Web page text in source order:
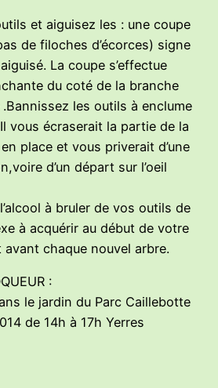
et aiguisez les : une coupe
de filoches d’écorces) signe
La coupe s’effectue
du coté de la branche
les outils à enclume
vous écraserait la partie de la
place et vous priverait d’une
d’un départ sur l’oeil
à bruler de vos outils de
à acquérir au début de votre
avant chaque nouvel arbre.
:
le jardin du Parc Caillebotte
de 14h à 17h Yerres